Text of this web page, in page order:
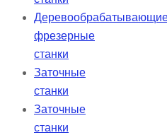
фрезерные
станки
Заточные
станки
Заточные
станки